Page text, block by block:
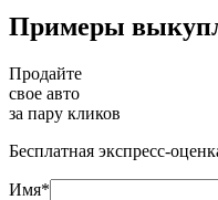
Примеры
Продайте
свое авто
за пару кликов
Бесплатная экспресс-
Имя*